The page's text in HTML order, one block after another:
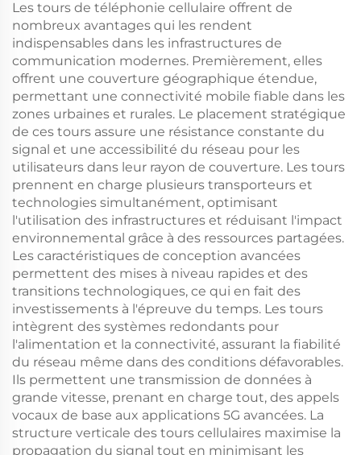
Les tours de téléphonie cellulaire offrent de
nombreux avantages qui les rendent
indispensables dans les infrastructures de
communication modernes. Premièrement, elles
offrent une couverture géographique étendue,
permettant une connectivité mobile fiable dans les
zones urbaines et rurales. Le placement stratégique
de ces tours assure une résistance constante du
signal et une accessibilité du réseau pour les
utilisateurs dans leur rayon de couverture. Les tours
prennent en charge plusieurs transporteurs et
technologies simultanément, optimisant
l'utilisation des infrastructures et réduisant l'impact
environnemental grâce à des ressources partagées.
Les caractéristiques de conception avancées
permettent des mises à niveau rapides et des
transitions technologiques, ce qui en fait des
investissements à l'épreuve du temps. Les tours
intègrent des systèmes redondants pour
l'alimentation et la connectivité, assurant la fiabilité
du réseau même dans des conditions défavorables.
Ils permettent une transmission de données à
grande vitesse, prenant en charge tout, des appels
vocaux de base aux applications 5G avancées. La
structure verticale des tours cellulaires maximise la
propagation du signal tout en minimisant les